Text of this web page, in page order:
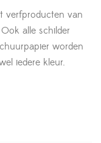
verfproducten van
alle schilder
worden
iedere kleur.